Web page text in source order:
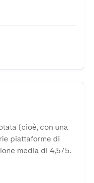
(cioè, con una
piattaforme di
media di 4,5/5.